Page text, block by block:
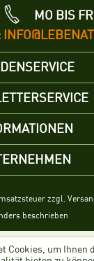
MO BIS FR
zzgl.
beschrieben
Cookies, um Ihnen